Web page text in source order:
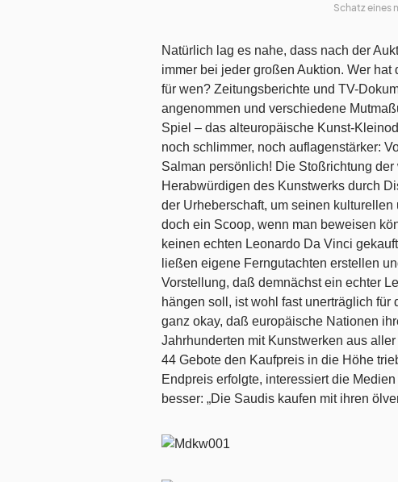
Schatz eines
Natürlich lag es nahe, dass nach der
immer bei jeder großen Auktion. Wer
für wen? Zeitungsberichte und TV-
angenommen und verschiedene
Spiel – das alteuropäische Kunst-
noch schlimmer, noch auflagenstärker:
Salman persönlich! Die Stoßrichtung
Herabwürdigen des Kunstwerks durch
der Urheberschaft, um seinen
doch ein Scoop, wenn man beweisen
keinen echten Leonardo Da Vinci
ließen eigene Ferngutachten erstellen
Vorstellung, daß demnächst ein echter
hängen soll, ist wohl fast unerträglich
ganz okay, daß europäische Nationen
Jahrhunderten mit Kunstwerken aus
44 Gebote den Kaufpreis in die Höhe
Endpreis erfolgte, interessiert die
besser: „Die Saudis kaufen mit ihren